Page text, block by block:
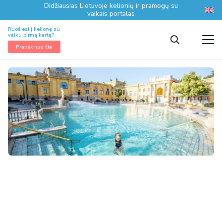
Didžiausias Lietuvoje kelionių ir pramogų su
vaikais portalas
Ruošiesi į kelionę su
vaiku pirmą kartą?
Pradėk nuo čia